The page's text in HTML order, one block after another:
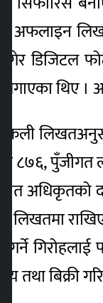
अफलाइन
डिजिटल
लगाएका थिए
८७६, पुँजीगत
लिखतमा
गर्ने
अन्य तथा